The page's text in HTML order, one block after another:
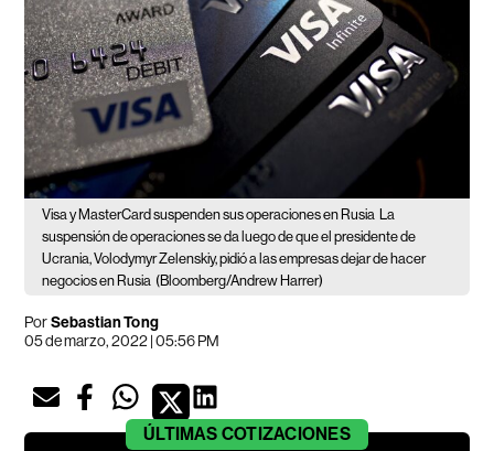
Visa y MasterCard suspenden sus operaciones en Rusia La
suspensión de operaciones se da luego de que el presidente de
Ucrania, Volodymyr Zelenskiy, pidió a las empresas dejar de hacer
negocios en Rusia (Bloomberg/Andrew Harrer)
PorSebastian Tong
05 de marzo, 2022 | 05:56 PM
ÚLTIMAS COTIZACIONES